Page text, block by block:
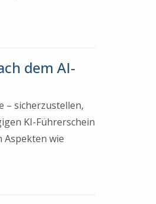
dem AI-
– sicherzustellen,
KI-Führerschein
Aspekten wie